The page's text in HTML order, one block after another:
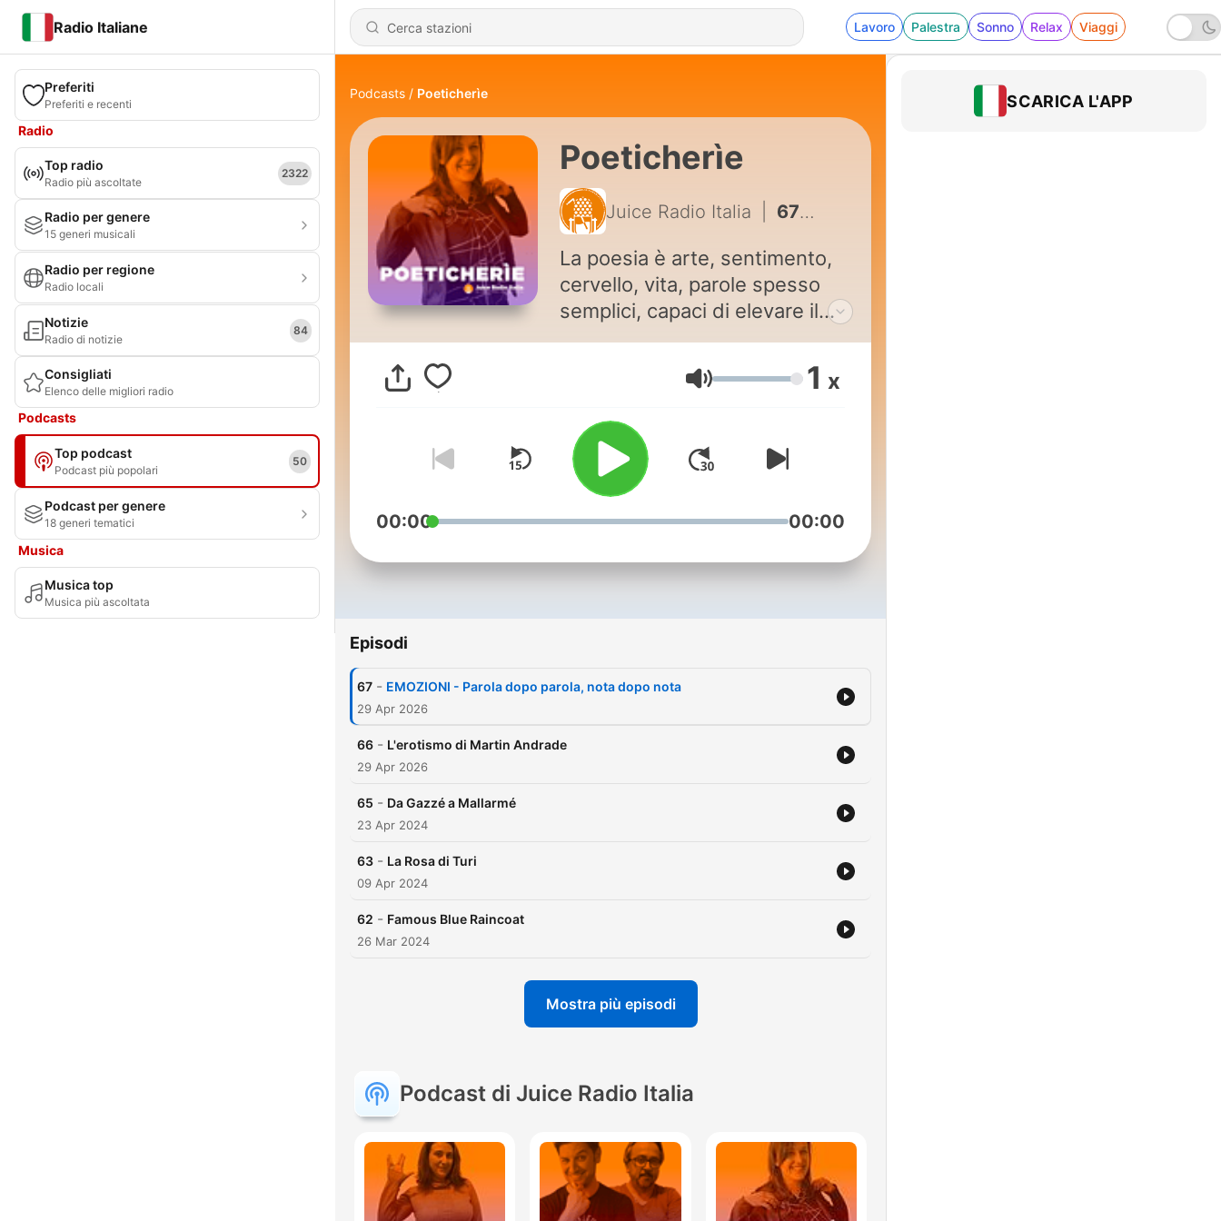
Radio Italiane Lavoro Palestra Sonno Relax Viaggi
Preferiti
Preferiti e recenti
Radio
Top radio
Radio più ascoltate
2322
Radio per genere
15 generi musicali
Radio per regione
Radio locali
Notizie
Radio di notizie
84
Consigliati
Elenco delle migliori radio
Podcasts
Top podcast
Podcast più popolari
50
Podcast per genere
18 generi tematici
Musica
Musica top
Musica più ascoltata
Podcasts Poeticherìe
Poeticherìe
Juice Radio Italia 67 - EMOZIONI - Parola dopo parola, nota dopo nota
La poesia è arte, sentimento,
cervello, vita, parole spesso
semplici, capaci di elevare il
nostro spirito.
Danila Russo ci accompagna in
questo viaggio nel mondo
dell'inchiostro tremolante,
delle macchie sul foglio...
Ogni due martedì alle 21:30 su
https://juiceradioitalia.it
Volume 1 x
00:00 00:00
Episodi
67 - EMOZIONI - Parola dopo parola, nota dopo nota
29 Apr 2026
66 - L'erotismo di Martin Andrade
29 Apr 2026
65 - Da Gazzé a Mallarmé
23 Apr 2024
63 - La Rosa di Turi
09 Apr 2024
62 - Famous Blue Raincoat
26 Mar 2024
Mostra più episodi
Podcast di Juice Radio Italia
SCARICA L'APP